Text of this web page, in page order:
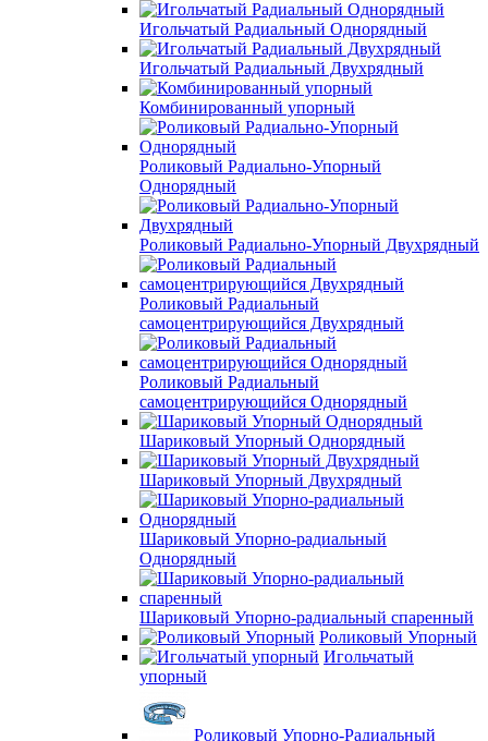
Игольчатый Радиальный Однорядный
Игольчатый Радиальный Двухрядный
Комбинированный упорный
Роликовый Радиально-Упорный
Однорядный
Роликовый Радиально-Упорный Двухрядный
Роликовый Радиальный
самоцентрирующийся Двухрядный
Роликовый Радиальный
самоцентрирующийся Однорядный
Шариковый Упорный Однорядный
Шариковый Упорный Двухрядный
Шариковый Упорно-радиальный
Однорядный
Шариковый Упорно-радиальный спаренный
Роликовый Упорный
Игольчатый
упорный
Роликовый Упорно-Радиальный